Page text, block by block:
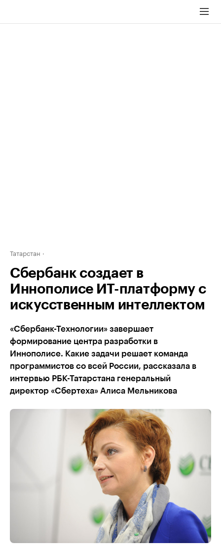
Татарстан
Сбербанк создает в
Иннополисе ИТ-платформу с
искусственным интеллектом
«Сбербанк-Технологии» завершает
формирование центра разработки в
Иннополисе. Какие задачи решает команда
программистов со всей России, рассказала в
интервью РБК-Татарстана генеральный
директор «Сбертеха» Алиса Мельникова